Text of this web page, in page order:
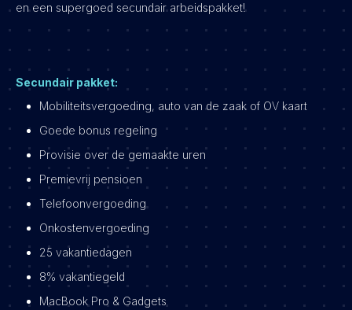
en een supergoed secundair arbeidspakket!
Secundair pakket:
Mobiliteitsvergoeding, auto van de zaak of OV kaart
Goede bonus regeling
Provisie over de gemaakte uren
Premievrij pensioen
Telefoonvergoeding
Onkostenvergoeding
25 vakantiedagen
8% vakantiegeld
MacBook Pro & Gadgets